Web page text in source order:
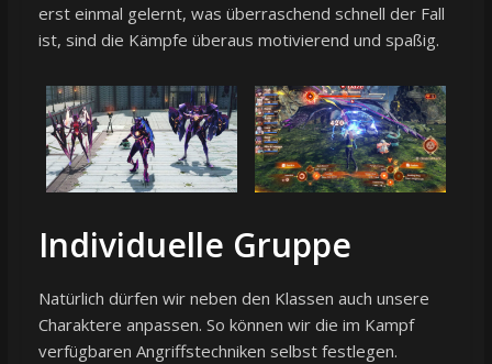
erst einmal gelernt, was überraschend schnell der Fall
ist, sind die Kämpfe überaus motivierend und spaßig.
Individuelle Gruppe
Natürlich dürfen wir neben den Klassen auch unsere
Charaktere anpassen. So können wir die im Kampf
verfügbaren Angriffstechniken selbst festlegen.